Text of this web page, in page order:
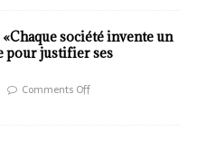
société invente un
pour justifier ses
Comments Off